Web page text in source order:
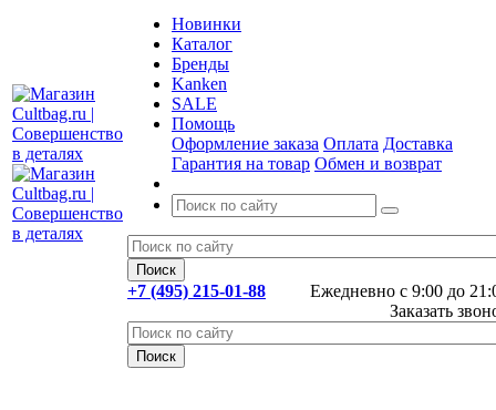
Новинки
Каталог
Бренды
Kanken
SALE
Помощь
Оформление заказа Оплата Доставка
Гарантия на товар Обмен и возврат
Ежедневно с 9:00 до
+7 (495) 215-01-88
Заказать